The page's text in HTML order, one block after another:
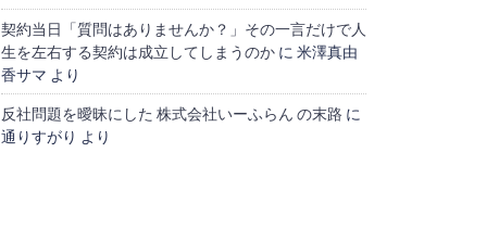
契約当日「質問はありませんか？」その一言だけで人
生を左右する契約は成立してしまうのか に 米澤真由
香サマ より
反社問題を曖昧にした 株式会社いーふらん の末路 に
通りすがり より